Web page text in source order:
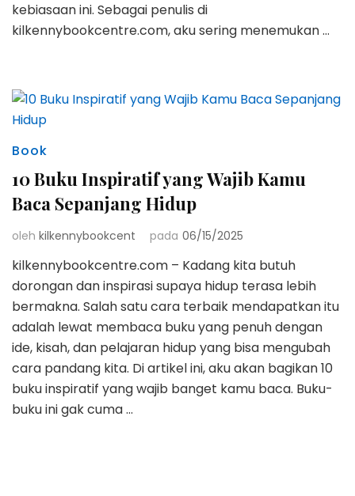
kebiasaan ini. Sebagai penulis di
kilkennybookcentre.com, aku sering menemukan …
Book
10 Buku Inspiratif yang Wajib Kamu
Baca Sepanjang Hidup
oleh kilkennybookcent pada 06/15/2025
kilkennybookcentre.com – Kadang kita butuh
dorongan dan inspirasi supaya hidup terasa lebih
bermakna. Salah satu cara terbaik mendapatkan itu
adalah lewat membaca buku yang penuh dengan
ide, kisah, dan pelajaran hidup yang bisa mengubah
cara pandang kita. Di artikel ini, aku akan bagikan 10
buku inspiratif yang wajib banget kamu baca. Buku-
buku ini gak cuma …